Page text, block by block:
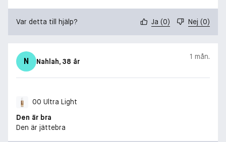
Var detta till hjälp? Ja (0) Nej (0)
N Nahlah, 38 år
1 mån.
00 Ultra Light
Den är bra
Den är jättebra